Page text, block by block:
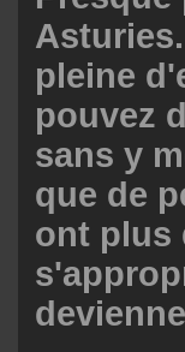
pleine
pouvez
sans y
que de
ont plus